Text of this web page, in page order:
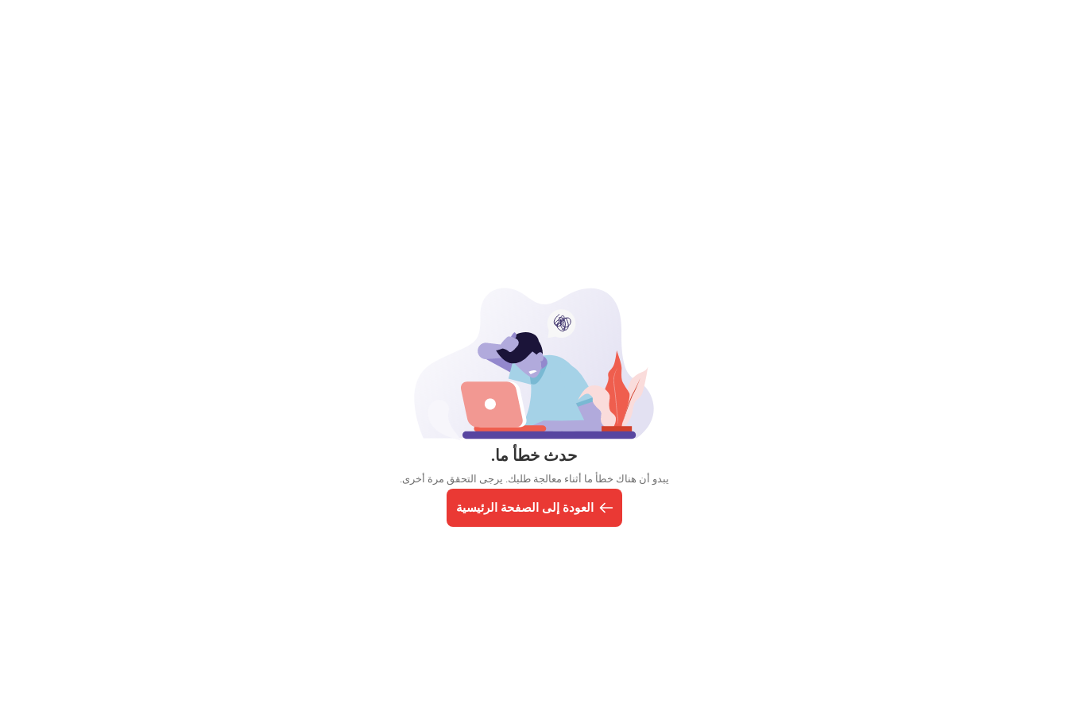
حدث خطأ ما.
يبدو أن هناك خطأ ما أثناء معالجة طلبك. يرجى التحقق مرة أخرى.
العودة إلى الصفحة الرئيسية